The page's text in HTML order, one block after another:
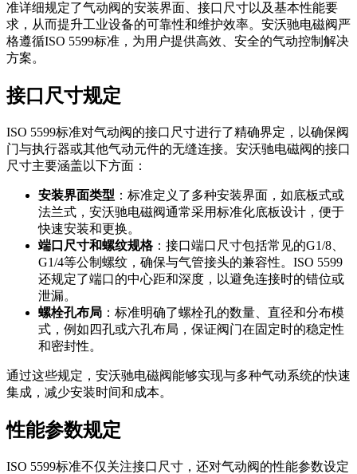
准详细规定了气动阀的安装界面、接口尺寸以及基本性能要
求，从而提升工业设备的可靠性和维护效率。安沃驰电磁阀严
格遵循ISO 5599标准，为用户提供高效、安全的气动控制解决
方案。
接口尺寸规定
ISO 5599标准对气动阀的接口尺寸进行了精确界定，以确保阀
门与执行器或其他气动元件的无缝连接。安沃驰电磁阀的接口
尺寸主要涵盖以下方面：
安装界面类型 ：标准定义了多种安装界面，如底板式或
法兰式，安沃驰电磁阀通常采用标准化底板设计，便于
快速安装和更换。
端口尺寸和螺纹规格：接口端口尺寸包括常见的G1/8、
G1/4等公制螺纹，确保与气管接头的兼容性。ISO 5599
还规定了端口的中心距和深度，以避免连接时的错位或
泄漏。
螺栓孔布局 ：标准明确了螺栓孔的数量、直径和分布模
式，例如四孔或六孔布局，保证阀门在固定时的稳定性
和密封性。
通过这些规定，安沃驰电磁阀能够实现与多种气动系统的快速
集成，减少安装时间和成本。
性能参数规定
ISO 5599标准不仅关注接口尺寸，还对气动阀的性能参数设定